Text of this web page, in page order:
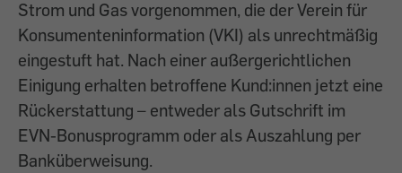
Strom und Gas vorgenommen, die der Verein für
Konsumenteninformation (VKI) als unrechtmäßig
eingestuft hat. Nach einer außergerichtlichen
Einigung erhalten betroffene Kund:innen jetzt eine
Rückerstattung – entweder als Gutschrift im
EVN-Bonusprogramm oder als Auszahlung per
Banküberweisung.